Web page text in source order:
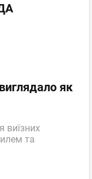
як
виїзних
та